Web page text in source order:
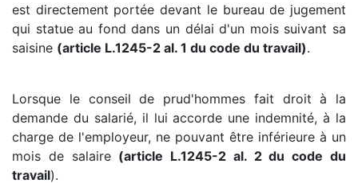
est directement portée devant le bureau de jugement
qui statue au fond dans un délai d'un mois suivant sa
saisine (article L.1245-2 al. 1 du code du travail).
Lorsque le conseil de prud'hommes fait droit à la
demande du salarié, il lui accorde une indemnité, à la
charge de l'employeur, ne pouvant être inférieure à un
mois de salaire (article L.1245-2 al. 2 du code du
travail).